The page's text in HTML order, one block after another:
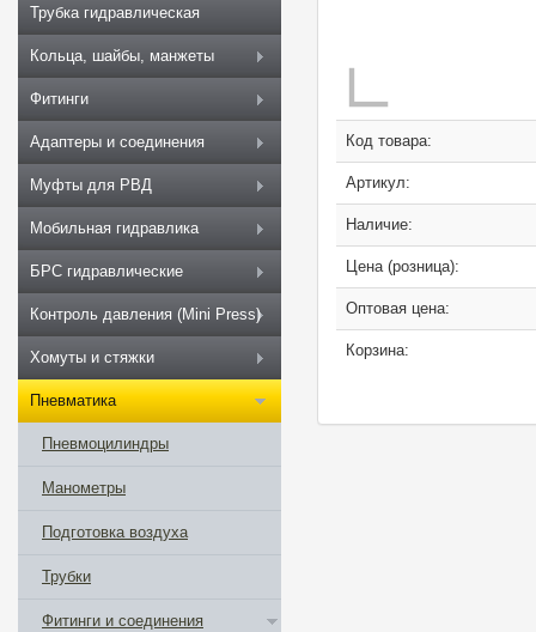
Код товара:
Артикул:
Наличие:
Цена (розница):
Оптовая цена:
Корзина:
Трубка гидравлическая
Кольца, шайбы, манжеты
Фитинги
Адаптеры и соединения
Муфты для РВД
Мобильная гидравлика
БРС гидравлические
Контроль давления (Mini Press)
Хомуты и стяжки
Пневматика
Пневмоцилиндры
Манометры
Подготовка воздуха
Трубки
Фитинги и соединения